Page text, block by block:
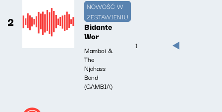
2
NOWOŚĆ W
ZESTAWIENIU
Bidante
Wor
Mamboi &
The
Njahass
Band
(GAMBIA)
1